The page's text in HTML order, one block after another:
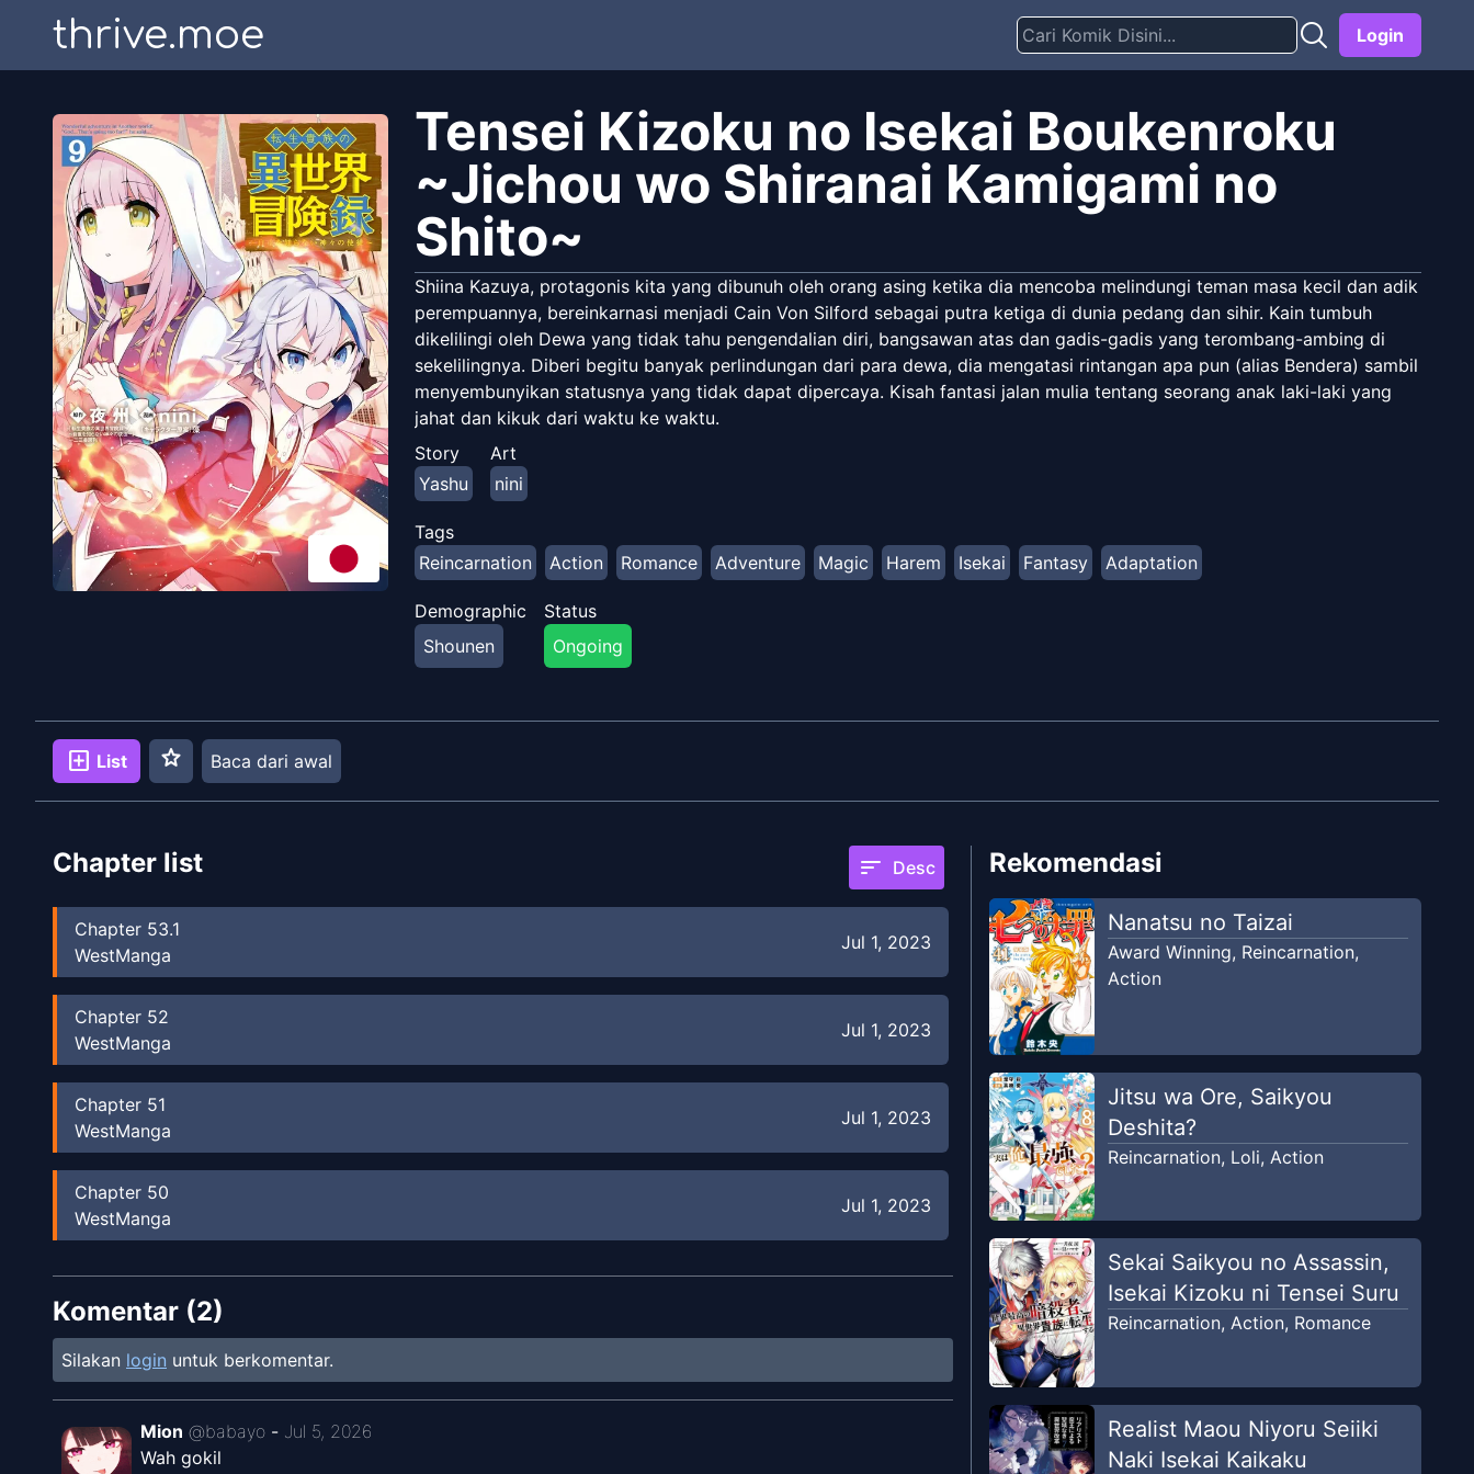
thrive.moe Login
Tensei Kizoku no Isekai Boukenroku
~Jichou wo Shiranai Kamigami no
Shito~
Shiina Kazuya, protagonis kita yang dibunuh oleh orang asing ketika dia mencoba melindungi teman masa kecil dan adik
perempuannya, bereinkarnasi menjadi Cain Von Silford sebagai putra ketiga di dunia pedang dan sihir. Kain tumbuh
dikelilingi oleh Dewa yang tidak tahu pengendalian diri, bangsawan atas dan gadis-gadis yang terombang-ambing di
sekelilingnya. Diberi begitu banyak perlindungan dari para dewa, dia mengatasi rintangan apa pun (alias Bendera) sambil
menyembunyikan statusnya yang tidak dapat dipercaya. Kisah fantasi jalan mulia tentang seorang anak laki-laki yang
jahat dan kikuk dari waktu ke waktu.
Story
Yashu
Art
nini
Tags
Reincarnation
Action Romance Adventure Magic Harem Isekai Fantasy Adaptation
Demographic
Shounen
Status
Ongoing
add_box List star Baca dari awal
Chapter list sort Desc
Chapter 53.1
WestManga
Jul 1, 2023
Chapter 52
WestManga
Jul 1, 2023
Chapter 51
WestManga
Jul 1, 2023
Chapter 50
WestManga
Jul 1, 2023
Chapter49
WestManga
Chapter48
WestManga
Jul 1, 2023
Chapter47
Komentar (2)
Silakan login untuk berkomentar.
Mion @babayo - Jul 5, 2026
Wah gokil
Rekomendasi
Nanatsu no Taizai
Award Winning, Reincarnation,
Action
Jitsu wa Ore, Saikyou
Deshita?
Reincarnation, Loli, Action
Sekai Saikyou no Assassin,
Isekai Kizoku ni Tensei Suru
Reincarnation, Action, Romance
Realist Maou Niyoru Seiiki
Naki Isekai Kaikaku